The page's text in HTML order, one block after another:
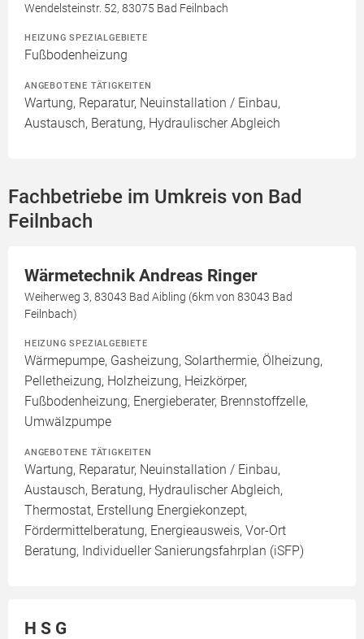
Wendelsteinstr. 52, 83075 Bad Feilnbach
HEIZUNG SPEZIALGEBIETE
Fußbodenheizung
ANGEBOTENE TÄTIGKEITEN
Wartung, Reparatur, Neuinstallation / Einbau,
Austausch, Beratung, Hydraulischer Abgleich
Fachbetriebe im Umkreis von Bad
Feilnbach
Wärmetechnik Andreas Ringer
Weiherweg 3, 83043 Bad Aibling (6km von 83043 Bad
Feilnbach)
HEIZUNG SPEZIALGEBIETE
Wärmepumpe, Gasheizung, Solarthermie, Ölheizung,
Pelletheizung, Holzheizung, Heizkörper,
Fußbodenheizung, Energieberater, Brennstoffzelle,
Umwälzpumpe
ANGEBOTENE TÄTIGKEITEN
Wartung, Reparatur, Neuinstallation / Einbau,
Austausch, Beratung, Hydraulischer Abgleich,
Thermostat, Erstellung Energiekonzept,
Fördermittelberatung, Energieausweis, Vor-Ort
Beratung, Individueller Sanierungsfahrplan (iSFP)
H S G